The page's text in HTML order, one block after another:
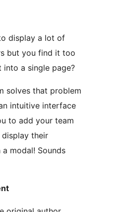
display a lot of
but you find it too
into a single page?
solves that problem
intuitive interface
to add your team
display their
modal! Sounds